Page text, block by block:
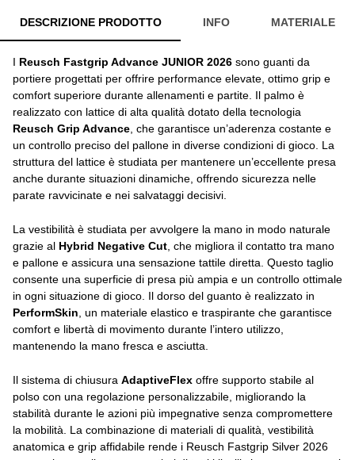
DESCRIZIONE PRODOTTO INFO MATERIALE
I Reusch Fastgrip Advance JUNIOR 2026 sono guanti da
portiere progettati per offrire performance elevate, ottimo grip e
comfort superiore durante allenamenti e partite. Il palmo è
realizzato con lattice di alta qualità dotato della tecnologia
Reusch Grip Advance , che garantisce un’aderenza costante e
un controllo preciso del pallone in diverse condizioni di gioco. La
struttura del lattice è studiata per mantenere un’eccellente presa
anche durante situazioni dinamiche, offrendo sicurezza nelle
parate ravvicinate e nei salvataggi decisivi.
La vestibilità è studiata per avvolgere la mano in modo naturale
grazie al Hybrid Negative Cut , che migliora il contatto tra mano
e pallone e assicura una sensazione tattile diretta. Questo taglio
consente una superficie di presa più ampia e un controllo ottimale
in ogni situazione di gioco. Il dorso del guanto è realizzato in
PerformSkin , un materiale elastico e traspirante che garantisce
comfort e libertà di movimento durante l’intero utilizzo,
mantenendo la mano fresca e asciutta.
Il sistema di chiusura AdaptiveFlex offre supporto stabile al
polso con una regolazione personalizzabile, migliorando la
stabilità durante le azioni più impegnative senza compromettere
la mobilità. La combinazione di materiali di qualità, vestibilità
anatomica e grip affidabile rende i Reusch Fastgrip Silver 2026